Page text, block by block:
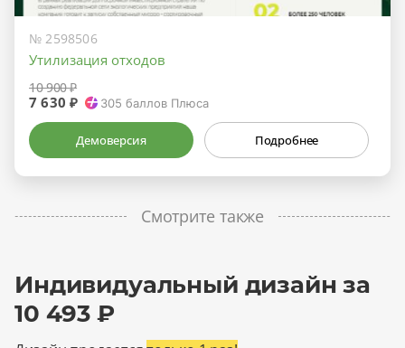
№ 2598506
Утилизация отходов
10 900 ₽
7 630 ₽ 305 баллов Плюса
Демоверсия Подробнее
Смотрите также
Индивидуальный дизайн за
10 493 ₽